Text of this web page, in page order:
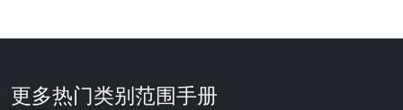
更多热门类别范围手册